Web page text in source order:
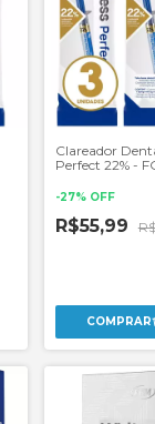
Clareador
Perfect 22% -
-27% OFF
R$55,99